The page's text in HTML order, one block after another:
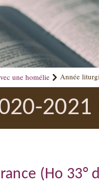
une homélie Année
2021
(Ho 33°